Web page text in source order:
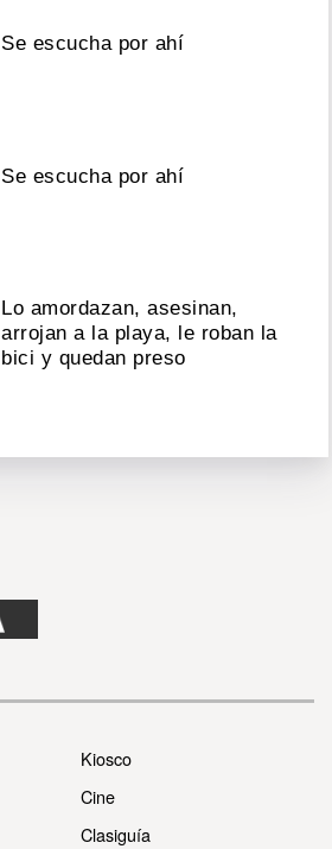
Se escucha por ahí
Se escucha por ahí
Lo amordazan, asesinan,
arrojan a la playa, le roban la
bici y quedan preso
Kiosco
Cine
Clasiguía